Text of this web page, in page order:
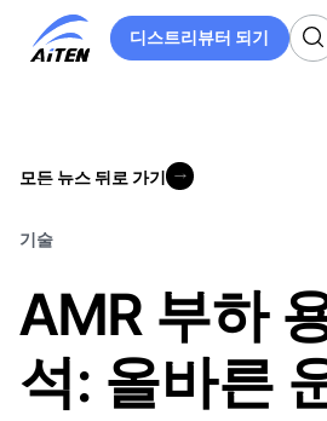
디스트리뷰터 되기
디스트리뷰터 되기
모든 뉴스 뒤로 가기
기술
AMR 부하
석: 올바른